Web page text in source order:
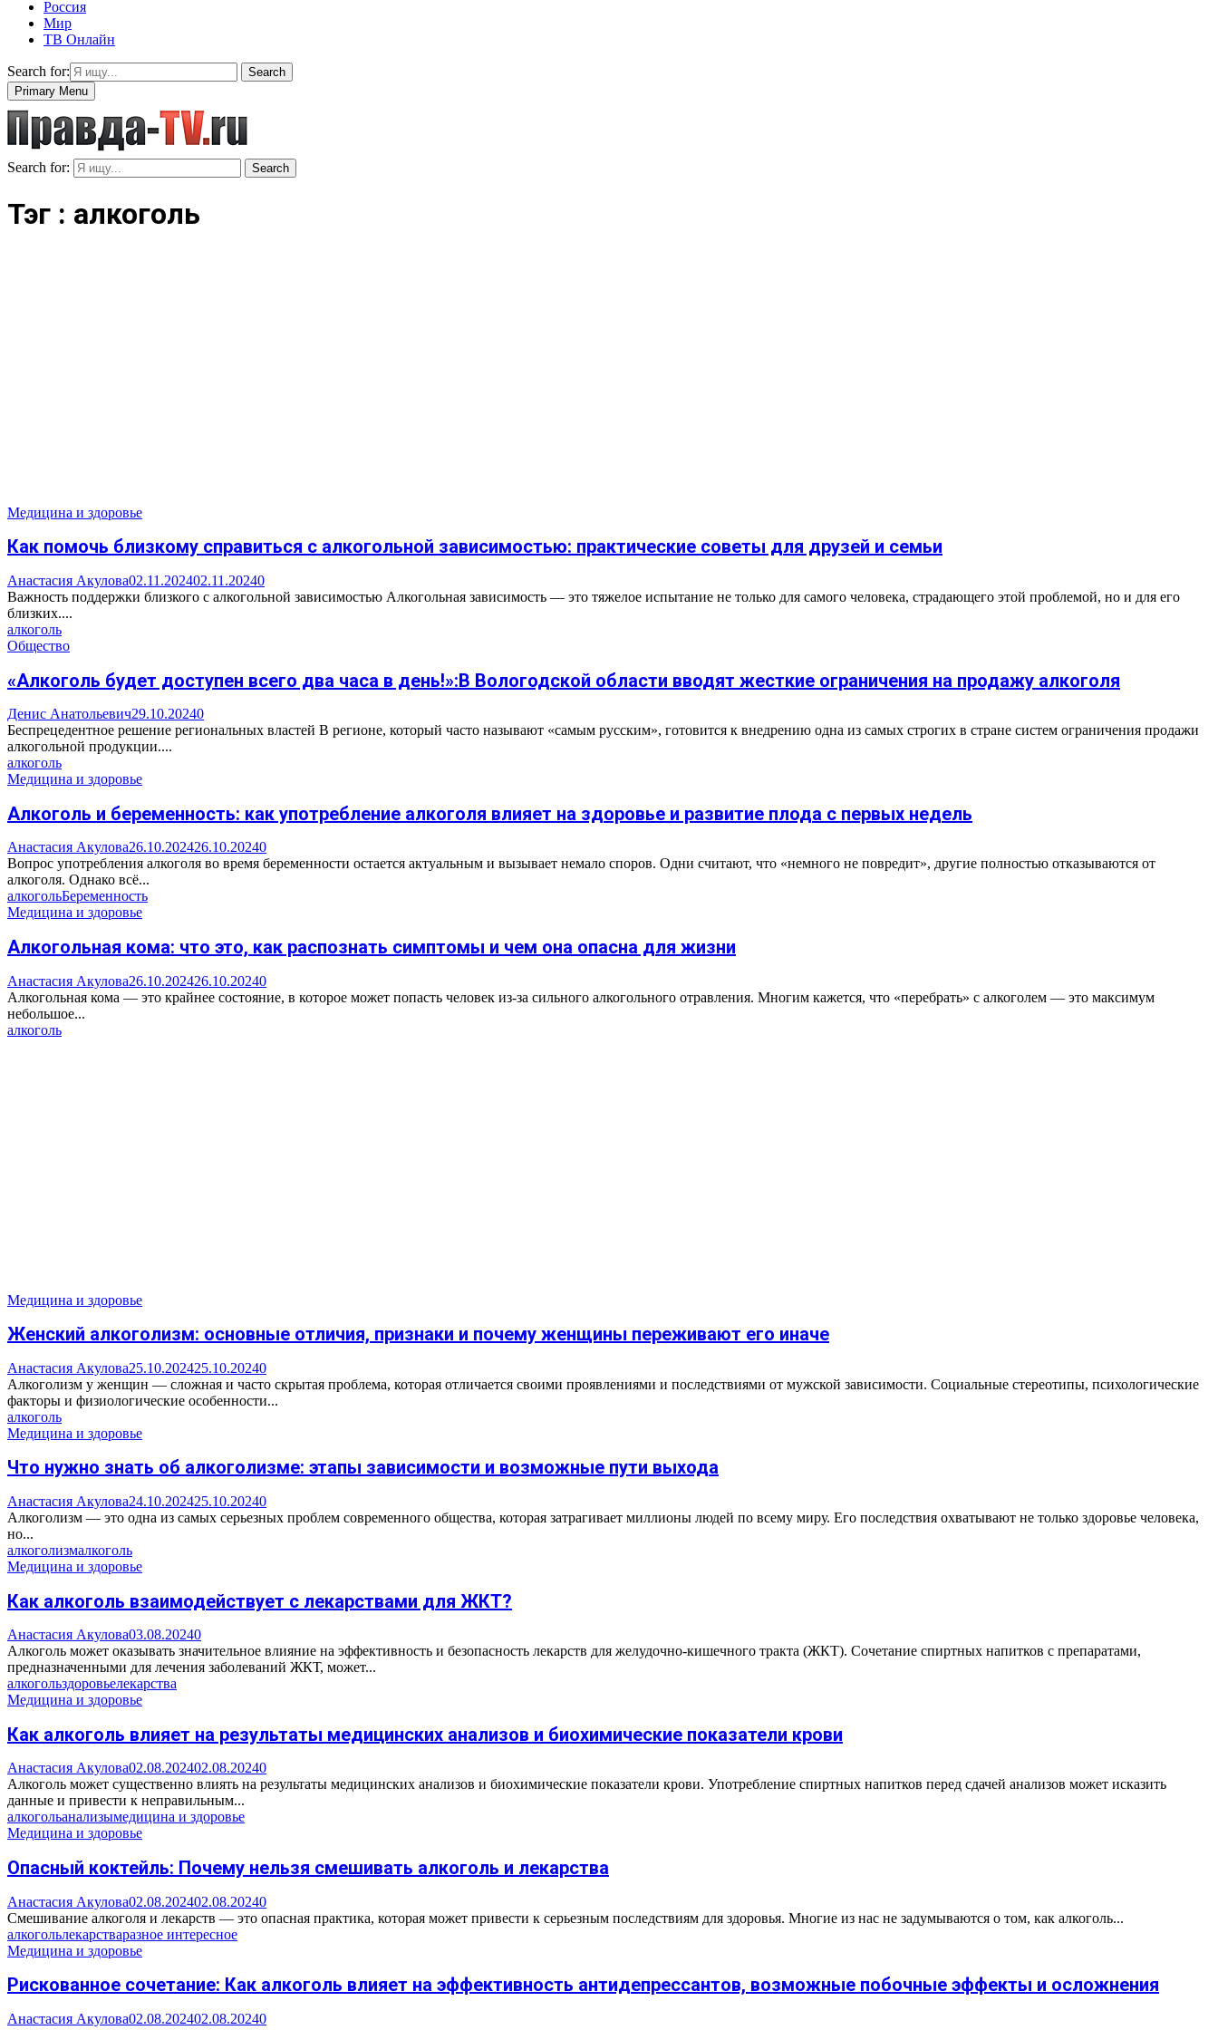
Россия
Мир
ТВ Онлайн
Search for:
Search
Primary Menu
Search for: Search
Тэг : алкоголь
Медицина и здоровье
Как помочь близкому справиться с алкогольной зависимостью: практические советы для друзей и семьи
Анастасия Акулова02.11.202402.11.20240
Важность поддержки близкого с алкогольной зависимостью Алкогольная зависимость — это тяжелое испытание не только для самого человека, страдающего этой проблемой, но и для его
близких....
алкоголь
Общество
«Алкоголь будет доступен всего два часа в день!»:В Вологодской области вводят жесткие ограничения на продажу алкоголя
Денис Анатольевич29.10.20240
Беспрецедентное решение региональных властей В регионе, который часто называют «самым русским», готовится к внедрению одна из самых строгих в стране систем ограничения продажи
алкогольной продукции....
алкоголь
Медицина и здоровье
Алкоголь и беременность: как употребление алкоголя влияет на здоровье и развитие плода с первых недель
Анастасия Акулова26.10.202426.10.20240
Вопрос употребления алкоголя во время беременности остается актуальным и вызывает немало споров. Одни считают, что «немного не повредит», другие полностью отказываются от
алкоголя. Однако всё...
алкогольБеременность
Медицина и здоровье
Алкогольная кома: что это, как распознать симптомы и чем она опасна для жизни
Анастасия Акулова26.10.202426.10.20240
Алкогольная кома — это крайнее состояние, в которое может попасть человек из-за сильного алкогольного отравления. Многим кажется, что «перебрать» с алкоголем — это максимум
небольшое...
алкоголь
Медицина и здоровье
Женский алкоголизм: основные отличия, признаки и почему женщины переживают его иначе
Анастасия Акулова25.10.202425.10.20240
Алкоголизм у женщин — сложная и часто скрытая проблема, которая отличается своими проявлениями и последствиями от мужской зависимости. Социальные стереотипы, психологические
факторы и физиологические особенности...
алкоголь
Медицина и здоровье
Что нужно знать об алкоголизме: этапы зависимости и возможные пути выхода
Анастасия Акулова24.10.202425.10.20240
Алкоголизм — это одна из самых серьезных проблем современного общества, которая затрагивает миллионы людей по всему миру. Его последствия охватывают не только здоровье человека,
но...
алкоголизмалкоголь
Медицина и здоровье
Как алкоголь взаимодействует с лекарствами для ЖКТ?
Анастасия Акулова03.08.20240
Алкоголь может оказывать значительное влияние на эффективность и безопасность лекарств для желудочно-кишечного тракта (ЖКТ). Сочетание спиртных напитков с препаратами,
предназначенными для лечения заболеваний ЖКТ, может...
алкогольздоровьелекарства
Медицина и здоровье
Как алкоголь влияет на результаты медицинских анализов и биохимические показатели крови
Анастасия Акулова02.08.202402.08.20240
Алкоголь может существенно влиять на результаты медицинских анализов и биохимические показатели крови. Употребление спиртных напитков перед сдачей анализов может исказить
данные и привести к неправильным...
алкогольанализымедицина и здоровье
Медицина и здоровье
Опасный коктейль: Почему нельзя смешивать алкоголь и лекарства
Анастасия Акулова02.08.202402.08.20240
Смешивание алкоголя и лекарств — это опасная практика, которая может привести к серьезным последствиям для здоровья. Многие из нас не задумываются о том, как алкоголь...
алкогольлекарстваразное интересное
Медицина и здоровье
Рискованное сочетание: Как алкоголь влияет на эффективность антидепрессантов, возможные побочные эффекты и осложнения
Анастасия Акулова02.08.202402.08.20240